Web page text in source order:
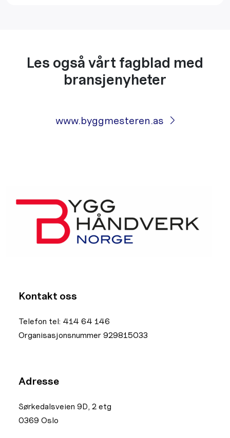
Les også vårt fagblad med
bransjenyheter
www.byggmesteren.as
Kontakt oss
Telefon tel: 414 64 146
Organisasjonsnummer 929815033
Adresse
Sørkedalsveien 9D, 2 etg
0369 Oslo